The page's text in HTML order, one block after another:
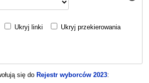
Ukryj linki Ukryj przekierowania
się do Rejestr wyborców 2023: